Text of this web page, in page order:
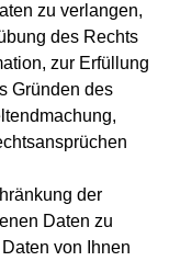
zu verlangen,
des Rechts
zur Erfüllung
Gründen des
der
Daten zu
von Ihnen